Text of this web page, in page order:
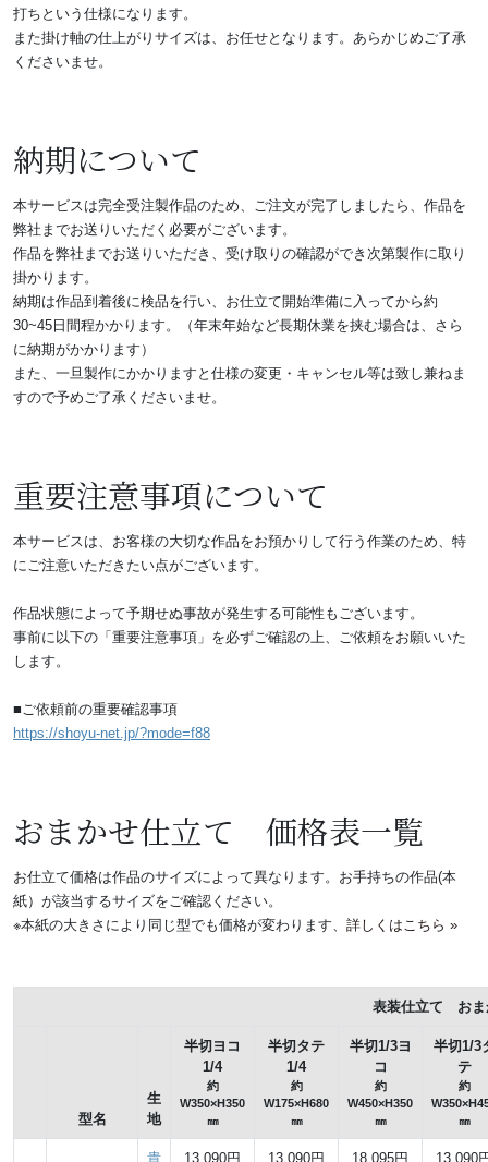
打ちという仕様になります。
また掛け軸の仕上がりサイズは、お任せとなります。あらかじめご了承
くださいませ。
納期について
本サービスは完全受注製作品のため、ご注文が完了しましたら、作品を
弊社までお送りいただく必要がございます。
作品を弊社までお送りいただき、受け取りの確認ができ次第製作に取り
掛かります。
納期は作品到着後に検品を行い、お仕立て開始準備に入ってから約
30~45日間程かかります。（年末年始など長期休業を挟む場合は、さら
に納期がかかります）
また、一旦製作にかかりますと仕様の変更・キャンセル等は致し兼ねま
すので予めご了承くださいませ。
重要注意事項について
本サービスは、お客様の大切な作品をお預かりして行う作業のため、特
にご注意いただきたい点がございます。
作品状態によって予期せぬ事故が発生する可能性もございます。
事前に以下の「重要注意事項」を必ずご確認の上、ご依頼をお願いいた
します。
■ご依頼前の重要確認事項
https://shoyu-net.jp/?mode=f88
おまかせ仕立て 価格表一覧
お仕立て価格は作品のサイズによって異なります。お手持ちの作品(本
紙）が該当するサイズをご確認ください。
※本紙の大きさにより同じ型でも価格が変わります、 詳しくはこちら »
表装仕立て お
型名
生
地
半切ヨコ
1/4
約
W350×H350
㎜
半切タテ
1/4
約
W175×H680
㎜
半切1/3ヨ
コ
約
W450×H350
㎜
半切1/3
テ
約
㎜
貴 13,090円 13,090円 18,095円 13,090